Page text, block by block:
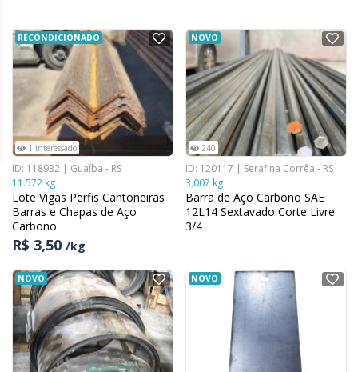
RECONDICIONADO
1 interessado
ID: 118932 | Guaíba - RS
11.572 kg
Lote Vigas Perfis Cantoneiras
Barras e Chapas de Aço
Carbono
R$ 3,50 /kg
NOVO
240
ID: 120117 | Serafina Corrêa - RS
3.007 kg
Barra de Aço Carbono SAE
12L14 Sextavado Corte Livre
3/4
NOVO NOVO